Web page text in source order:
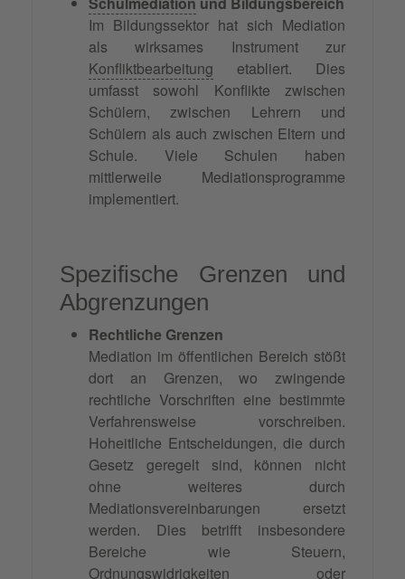
Im Bildungssektor hat sich Mediation
als wirksames Instrument zur
Konfliktbearbeitung etabliert. Dies
umfasst sowohl Konflikte zwischen
Schülern, zwischen Lehrern und
Schülern als auch zwischen Eltern und
Schule. Viele Schulen haben
mittlerweile Mediationsprogramme
implementiert.
Spezifische Grenzen und
Abgrenzungen
Rechtliche Grenzen
Mediation im öffentlichen Bereich stößt
dort an Grenzen, wo zwingende
rechtliche Vorschriften eine bestimmte
Verfahrensweise vorschreiben.
Hoheitliche Entscheidungen, die durch
Gesetz geregelt sind, können nicht
ohne weiteres durch
Mediationsvereinbarungen ersetzt
werden. Dies betrifft insbesondere
Bereiche wie Steuern,
Ordnungswidrigkeiten oder